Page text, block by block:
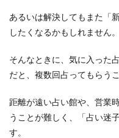
あるいは解決してもまた「
したくなるかもしれません。
そんなときに、気に入った
だと、複数回占ってもらう
距離が遠い占い館や、営業
うことが難しく、「占い迷
す。